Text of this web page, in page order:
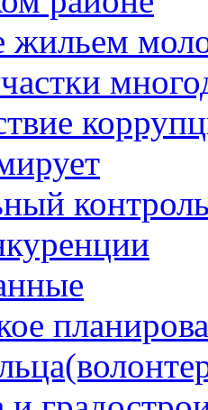
жильем